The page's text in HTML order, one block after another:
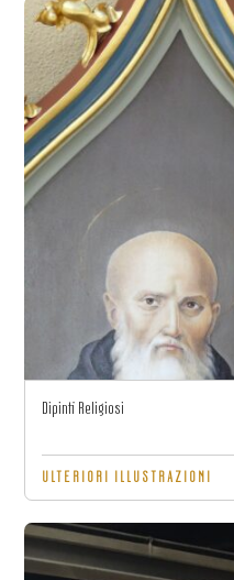
Dipinti Religiosi
ULTERIORI ILLUSTRAZIONI